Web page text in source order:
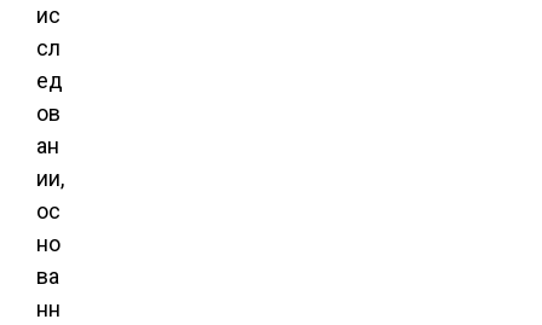
ис
сл
ед
ов
ан
ии,
ос
но
ва
нн